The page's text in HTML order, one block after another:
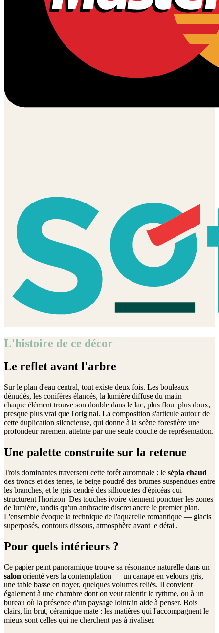
L'histoire de ce décor
Le reflet avant l'arbre
Sur le plan d'eau central, tout existe deux fois. Les bouleaux
dénudés, les conifères élancés, la lumière diffuse du matin —
chaque élément trouve son double dans le lac, plus flou, plus doux,
presque plus vrai que l'original. La composition s'articule autour de
cette duplication silencieuse, qui donne à la scène forestière une
profondeur rarement atteinte par une seule couche de représentation.
Une palette construite sur la retenue
Trois dominantes traversent cette forêt automnale : le sépia chaud
des troncs et des terres, le beige poudré des brumes suspendues entre
les branches, et le gris cendré des silhouettes d'épicéas qui
structurent l'horizon. Des touches ivoire viennent ponctuer les zones
de lumière, tandis qu'un anthracite discret ancre le premier plan.
L'ensemble évoque la technique de l'aquarelle romantique — glacis
superposés, contours dissous, atmosphère avant le détail.
Pour quels intérieurs ?
Ce papier peint panoramique trouve sa résonance naturelle dans un
salon orienté vers la contemplation — un canapé en velours gris,
une table basse en noyer, quelques volumes reliés. Il convient
également à une chambre dont on veut ralentir le rythme, ou à un
bureau où la présence d'un paysage lointain aide à penser. Bois
clairs, lin brut, céramique mate : les matières qui l'accompagnent le
mieux sont celles qui ne cherchent pas à rivaliser.